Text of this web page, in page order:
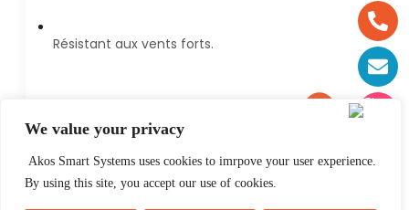
We value your privacy
Akos Smart Systems uses cookies to imrpove your user experience.
By using this site, you accept our use of cookies.
Résistant aux vents forts.